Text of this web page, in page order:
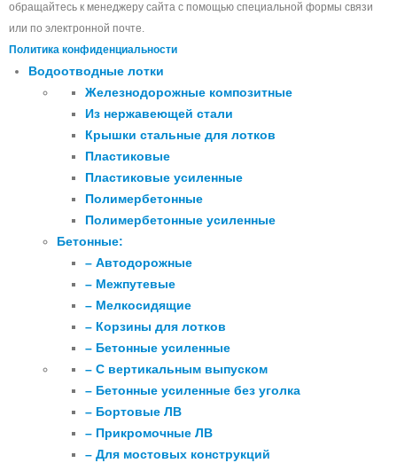
обращайтесь к менеджеру сайта с помощью специальной формы связи
или по электронной почте.
Политика конфиденциальности
Водоотводные лотки
Железнодорожные композитные
Из нержавеющей стали
Крышки стальные для лотков
Пластиковые
Пластиковые усиленные
Полимербетонные
Полимербетонные усиленные
Бетонные:
– Автодорожные
– Межпутевые
– Мелкосидящие
– Корзины для лотков
– Бетонные усиленные
– С вертикальным выпуском
– Бетонные усиленные без уголка
– Бортовые ЛВ
– Прикромочные ЛВ
– Для мостовых конструкций